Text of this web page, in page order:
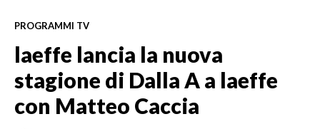
PROGRAMMI TV
laeffe lancia la nuova
stagione di Dalla A a laeffe
con Matteo Caccia